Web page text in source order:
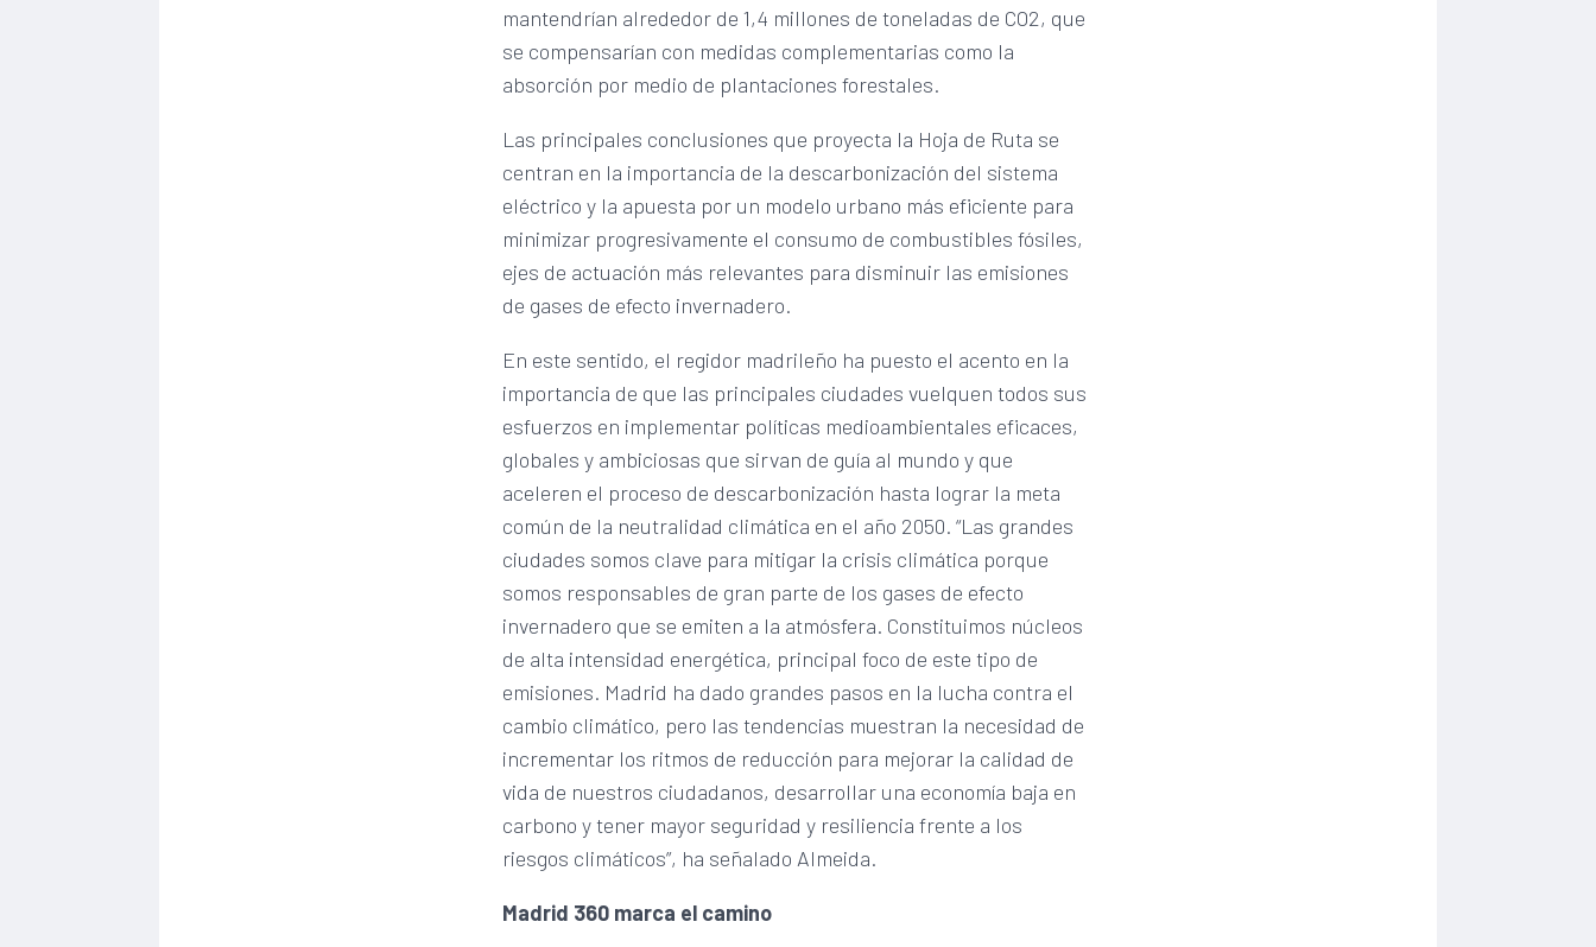
mantendrían alrededor de 1,4 millones de toneladas de CO2, que
se compensarían con medidas complementarias como la
absorción por medio de plantaciones forestales.
Las principales conclusiones que proyecta la Hoja de Ruta se
centran en la importancia de la descarbonización del sistema
eléctrico y la apuesta por un modelo urbano más eficiente para
minimizar progresivamente el consumo de combustibles fósiles,
ejes de actuación más relevantes para disminuir las emisiones
de gases de efecto invernadero.
En este sentido, el regidor madrileño ha puesto el acento en la
importancia de que las principales ciudades vuelquen todos sus
esfuerzos en implementar políticas medioambientales eficaces,
globales y ambiciosas que sirvan de guía al mundo y que
aceleren el proceso de descarbonización hasta lograr la meta
común de la neutralidad climática en el año 2050. “Las grandes
ciudades somos clave para mitigar la crisis climática porque
somos responsables de gran parte de los gases de efecto
invernadero que se emiten a la atmósfera. Constituimos núcleos
de alta intensidad energética, principal foco de este tipo de
emisiones. Madrid ha dado grandes pasos en la lucha contra el
cambio climático, pero las tendencias muestran la necesidad de
incrementar los ritmos de reducción para mejorar la calidad de
vida de nuestros ciudadanos, desarrollar una economía baja en
carbono y tener mayor seguridad y resiliencia frente a los
riesgos climáticos”, ha señalado Almeida.
Madrid 360 marca el camino